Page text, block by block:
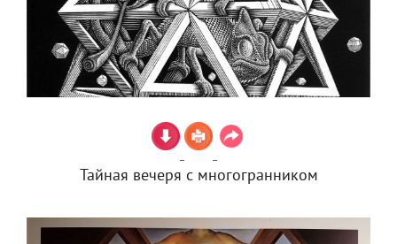
Тайная вечеря с многогранником